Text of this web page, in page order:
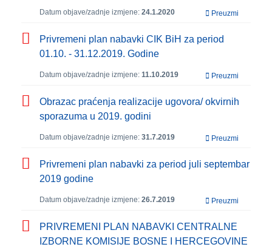
Datum objave/zadnje izmjene: 24.1.2020 Preuzmi
Privremeni plan nabavki CIK BiH za period
01.10. - 31.12.2019. Godine
Datum objave/zadnje izmjene: 11.10.2019 Preuzmi
Obrazac praćenja realizacije ugovora/ okvirnih
sporazuma u 2019. godini
Datum objave/zadnje izmjene: 31.7.2019 Preuzmi
Privremeni plan nabavki za period juli septembar
2019 godine
Datum objave/zadnje izmjene: 26.7.2019 Preuzmi
PRIVREMENI PLAN NABAVKI CENTRALNE
IZBORNE KOMISIJE BOSNE I HERCEGOVINE